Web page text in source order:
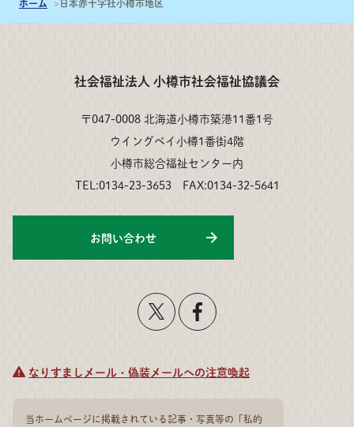
ホーム 日本赤十字社小樽市地区
社会福祉法人 小樽市社会福祉協議会
〒047-0008 北海道小樽市築港11番1号
ウイングベイ小樽1番街4階
小樽市総合福祉センター内
TEL:0134-23-3653 FAX:0134-32-5641
お問い合わせ
なりすましメール・偽装メールへの注意喚起
当ホームページに掲載されている記事・写真等の「私的